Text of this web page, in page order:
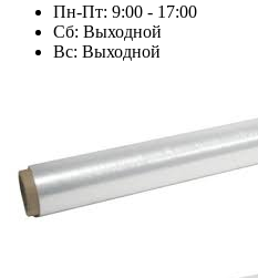
Пн-Пт: 9:00 - 17:00
Сб: Выходной
Вс: Выходной